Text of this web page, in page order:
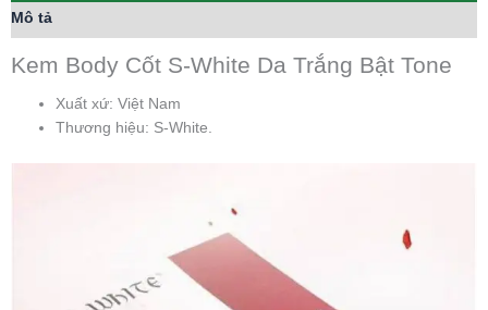
Mô tả
Kem Body Cốt S-White Da Trắng Bật Tone
Xuất xứ: Việt Nam
Thương hiệu: S-White.